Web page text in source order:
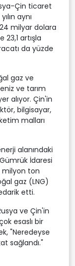
Çin ticaret
aynı
milyar dolara
23,1 artışla
da yüzde
gaz ve
ve tarım
alıyor. Çin'in
bilgisayar,
malları
alanındaki
İdaresi
milyon ton
gaz (LNG)
etti.
ve Çin'in
esaslı bir
"Neredeyse
sağlandı."